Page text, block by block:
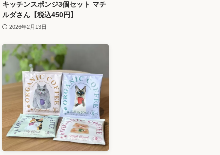
キッチンスポンジ3個セット マチ
ルダさん【税込450円】
2026年2月13日